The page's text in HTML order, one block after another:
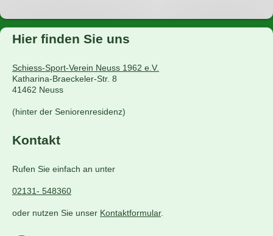
Hier finden Sie uns
Schiess-Sport-Verein Neuss 1962 e.V.
Katharina-Braeckeler-Str. 8
41462 Neuss
(hinter der Seniorenresidenz)
Kontakt
Rufen Sie einfach an unter
02131- 548360
oder nutzen Sie unser Kontaktformular.